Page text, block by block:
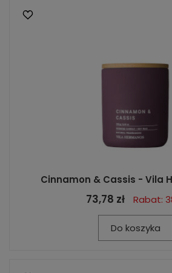
Cinnamon & Cassis - Vila
73,78 zł Rabat:
Do koszyka